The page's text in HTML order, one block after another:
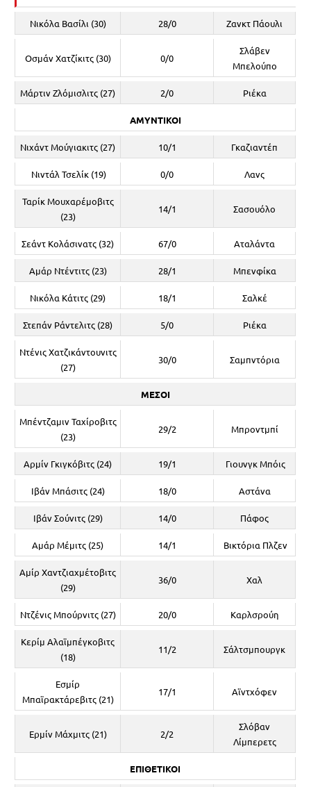
Νικόλα Βασίλι (30) 28/0 Ζανκτ Πάουλι
Οσμάν Χατζίκιτς (30) 0/0
Σλάβεν
Μπελούπο
Μάρτιν Ζλόμισλιτς (27) 2/0 Ριέκα
ΑΜΥΝΤΙΚΟΙ
Νιχάντ Μούγιακιτς (27) 10/1 Γκαζιαντέπ
Νιντάλ Τσελίκ (19) 0/0 Λανς
Ταρίκ Μουχαρέμοβιτς
(23)
14/1 Σασουόλο
Σεάντ Κολάσινατς (32) 67/0 Αταλάντα
Αμάρ Ντέντιτς (23) 28/1 Μπενφίκα
Νικόλα Κάτιτς (29) 18/1 Σαλκέ
Στεπάν Ράντελιτς (28) 5/0 Ριέκα
Ντένις Χατζικάντουνιτς
(27)
30/0 Σαμπντόρια
ΜΕΣΟΙ
Μπέντζαμιν Ταχίροβιτς
(23)
29/2 Μπροντμπί
Αρμίν Γκιγκόβιτς (24) 19/1 Γιουνγκ Μπόις
Ιβάν Μπάσιτς (24) 18/0 Αστάνα
Ιβάν Σούνιτς (29) 14/0 Πάφος
Αμάρ Μέμιτς (25) 14/1 Βικτόρια Πλζεν
Αμίρ Χαντζιαχμέτοβιτς
(29)
36/0 Χαλ
Ντζένις Μπούρνιτς (27) 20/0 Καρλσρούη
Κερίμ Αλαϊμπέγκοβιτς
(18)
11/2 Σάλτσμπουργκ
Εσμίρ
Μπαϊρακτάρεβιτς (21)
17/1 Αϊντχόφεν
Ερμίν Μάχμιτς (21) 2/2
Σλόβαν
Λίμπερετς
ΕΠΙΘΕΤΙΚΟΙ